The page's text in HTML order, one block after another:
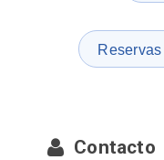
Contacto